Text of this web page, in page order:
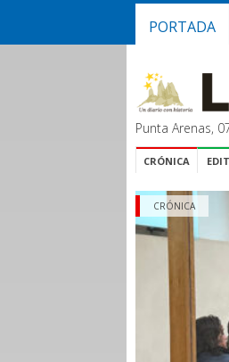
PORTADA
Punta Arenas,
CRÓNICA
CRÓNICA